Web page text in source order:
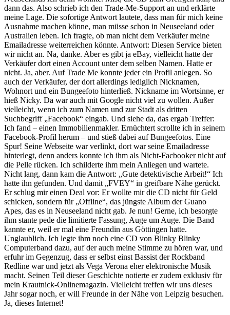
dann das. Also schrieb ich den Trade-Me-Support an und erklärte
meine Lage. Die sofortige Antwort lautete, dass man für mich keine
Ausnahme machen könne, man müsse schon in Neuseeland oder
Australien leben. Ich fragte, ob man nicht dem Verkäufer meine
Emailadresse weiterreichen könnte. Antwort: Diesen Service bieten
wir nicht an. Na, danke. Aber es gibt ja eBay, vielleicht hatte der
Verkäufer dort einen Account unter dem selben Namen. Hatte er
nicht. Ja, aber. Auf Trade Me konnte jeder ein Profil anlegen. So
auch der Verkäufer, der dort allerdings lediglich Nicknamen,
Wohnort und ein Bungeefoto hinterließ. Nickname im Wortsinne, er
hieß Nicky. Da war auch mit Google nicht viel zu wollen. Außer
vielleicht, wenn ich zum Namen und zur Stadt als dritten
Suchbegriff „Facebook“ eingab. Und siehe da, das ergab Treffer:
Ich fand – einen Immobilienmakler. Ernüchtert scrollte ich in seinem
Facebook-Profil herum – und stieß dabei auf Bungeefotos. Eine
Spur! Seine Webseite war verlinkt, dort war seine Emailadresse
hinterlegt, denn anders konnte ich ihm als Nicht-Facbooker nicht auf
die Pelle rücken. Ich schilderte ihm mein Anliegen und wartete.
Nicht lang, dann kam die Antwort: „Gute detektivische Arbeit!“ Ich
hatte ihn gefunden. Und damit „FVEY“ in greifbare Nähe gerückt.
Er schlug mir einen Deal vor: Er wollte mir die CD nicht für Geld
schicken, sondern für „Offline“, das jüngste Album der Guano
Apes, das es in Neuseeland nicht gab. Je nun! Gerne, ich besorgte
ihm stante pede die limitierte Fassung, Auge um Auge. Die Band
kannte er, weil er mal eine Freundin aus Göttingen hatte.
Unglaublich. Ich legte ihm noch eine CD von Blinky Blinky
Computerband dazu, auf der auch meine Stimme zu hören war, und
erfuhr im Gegenzug, dass er selbst einst Bassist der Rockband
Redline war und jetzt als Vega Verona eher elektronische Musik
macht. Seinen Teil dieser Geschichte notierte er zudem exklusiv für
mein Krautnick-Onlinemagazin. Vielleicht treffen wir uns dieses
Jahr sogar noch, er will Freunde in der Nähe von Leipzig besuchen.
Ja, dieses Internet!